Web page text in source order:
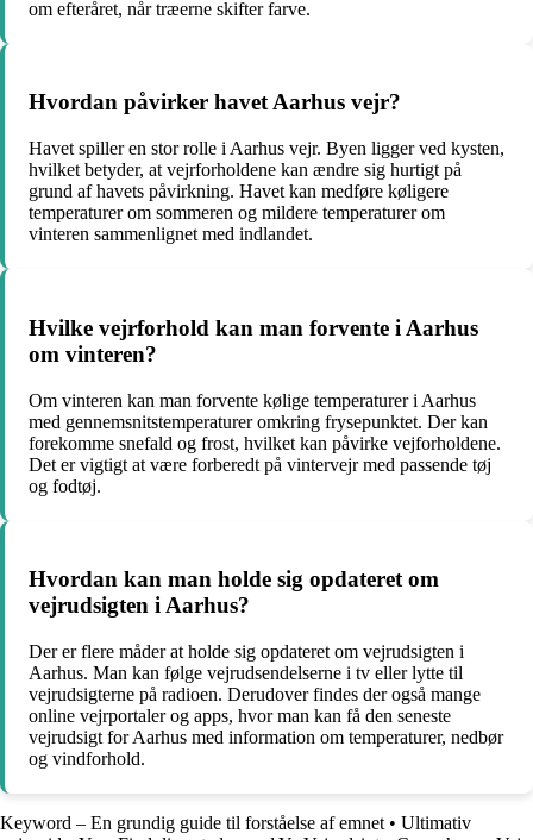
om efteråret, når træerne skifter farve.
Hvordan påvirker havet Aarhus vejr?
Havet spiller en stor rolle i Aarhus vejr. Byen ligger ved kysten,
hvilket betyder, at vejrforholdene kan ændre sig hurtigt på
grund af havets påvirkning. Havet kan medføre køligere
temperaturer om sommeren og mildere temperaturer om
vinteren sammenlignet med indlandet.
Hvilke vejrforhold kan man forvente i Aarhus
om vinteren?
Om vinteren kan man forvente kølige temperaturer i Aarhus
med gennemsnitstemperaturer omkring frysepunktet. Der kan
forekomme snefald og frost, hvilket kan påvirke vejforholdene.
Det er vigtigt at være forberedt på vintervejr med passende tøj
og fodtøj.
Hvordan kan man holde sig opdateret om
vejrudsigten i Aarhus?
Der er flere måder at holde sig opdateret om vejrudsigten i
Aarhus. Man kan følge vejrudsendelserne i tv eller lytte til
vejrudsigterne på radioen. Derudover findes der også mange
online vejrportaler og apps, hvor man kan få den seneste
vejrudsigt for Aarhus med information om temperaturer, nedbør
og vindforhold.
Keyword – En grundig guide til forståelse af emnet • Ultimativ